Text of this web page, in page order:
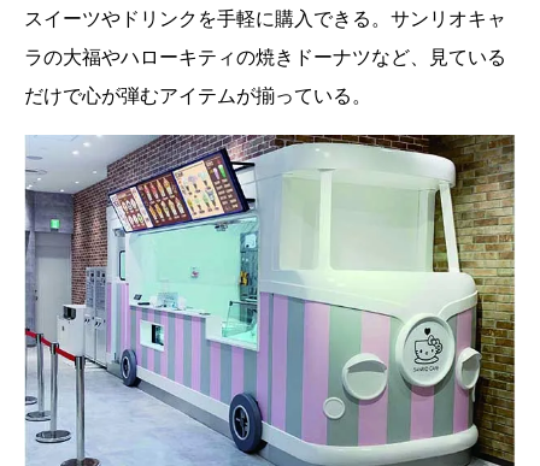
スイーツやドリンクを手軽に購入できる。サンリオキャ
ラの大福やハローキティの焼きドーナツなど、見ている
だけで心が弾むアイテムが揃っている。